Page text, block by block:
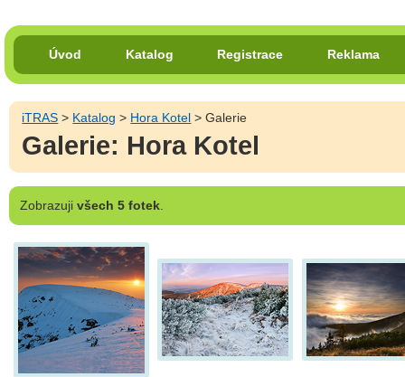
Úvod Katalog Registrace Reklama
iTRAS > Katalog > Hora Kotel > Galerie
Galerie: Hora Kotel
Zobrazuji všech 5 fotek.